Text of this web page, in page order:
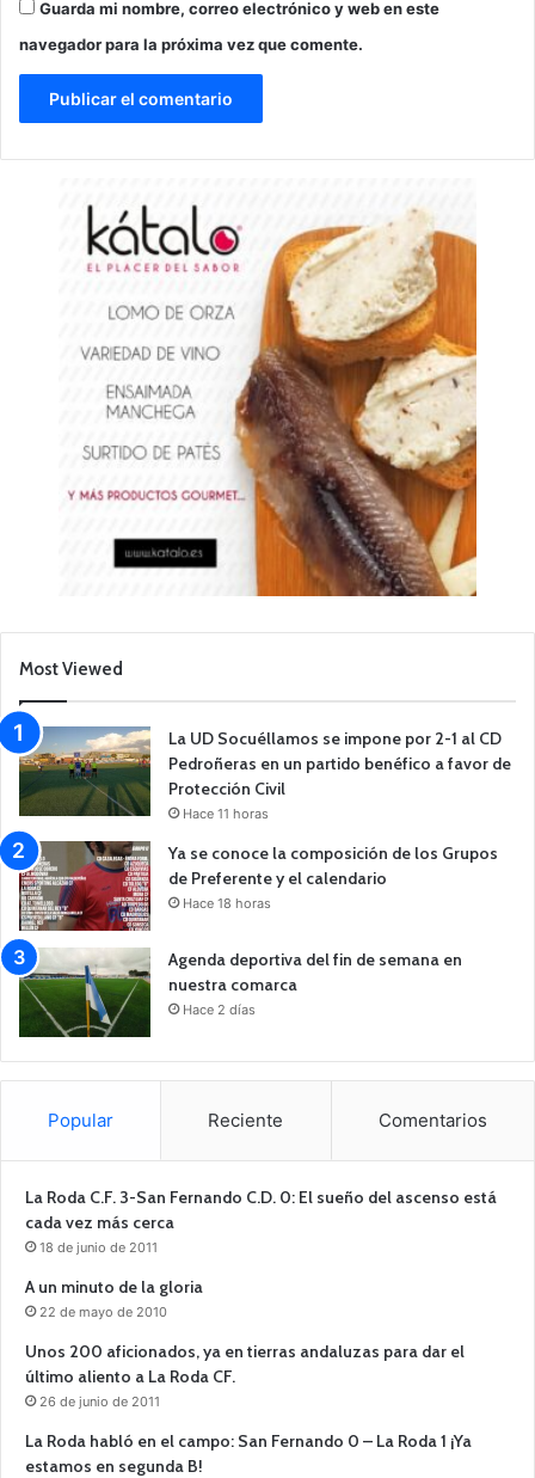
Guarda mi nombre, correo electrónico y web en este
navegador para la próxima vez que comente.
Most Viewed
La UD Socuéllamos se impone por 2-1 al CD
Pedroñeras en un partido benéfico a favor de
Protección Civil
Hace 11 horas
Ya se conoce la composición de los Grupos
de Preferente y el calendario
Hace 18 horas
Agenda deportiva del fin de semana en
nuestra comarca
Hace 2 días
Popular Reciente Comentarios
La Roda C.F. 3-San Fernando C.D. 0: El sueño del ascenso está
cada vez más cerca
18 de junio de 2011
A un minuto de la gloria
22 de mayo de 2010
Unos 200 aficionados, ya en tierras andaluzas para dar el
último aliento a La Roda CF.
26 de junio de 2011
La Roda habló en el campo: San Fernando 0 – La Roda 1 ¡Ya
estamos en segunda B!